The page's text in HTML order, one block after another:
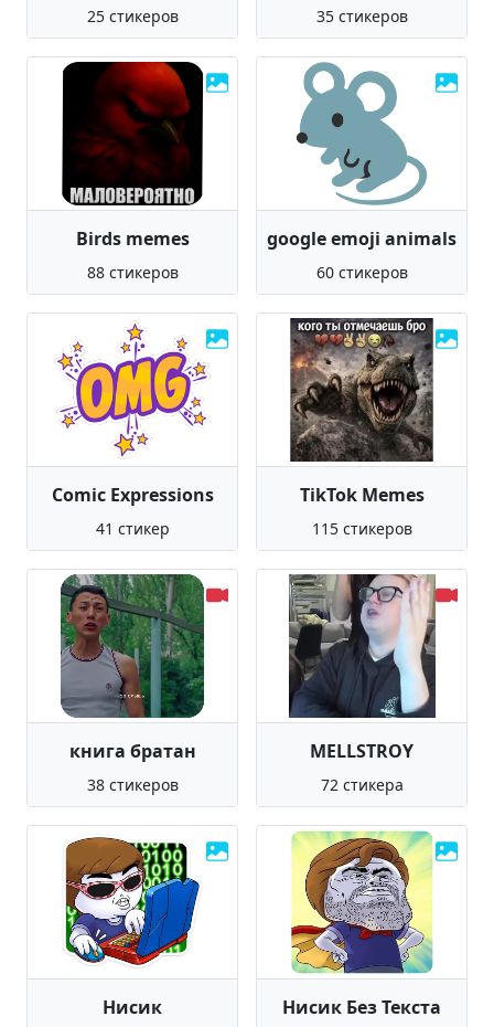
25 стикеров 35 стикеров
Birds memes
88 стикеров
google emoji animals
60 стикеров
Comic Expressions
41 стикер
TikTok Memes
115 стикеров
книга братан
38 стикеров
MELLSTROY
72 стикера
Нисик Нисик Без Текста